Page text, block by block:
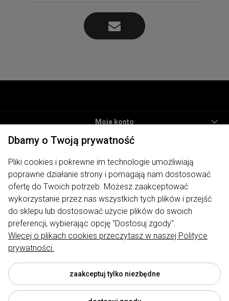
Moje konto
Informacje
Płatności i dostawa
O nas
ODWIEDŹ NAS
Sklep internetowy My Lauren | ul. Traugutta 7, 62-400 Słupca |
biuro@mylauren.pl|730 004 449| NIP: 6671715479 | REGON:
300974891
Dbamy o Twoją prywatność
Pliki cookies i pokrewne im technologie umożliwiają
poprawne działanie strony i pomagają nam dostosować
ofertę do Twoich potrzeb. Możesz zaakceptować
wykorzystanie przez nas wszystkich tych plików i przejść
do sklepu lub dostosować użycie plików do swoich
preferencji, wybierając opcję "Dostosuj zgody".
Więcej o plikach cookies przeczytasz w naszej Polityce
prywatności.
zaakceptuj tylko niezbędne